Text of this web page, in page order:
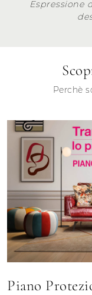
Espressione
Perchè
Piano